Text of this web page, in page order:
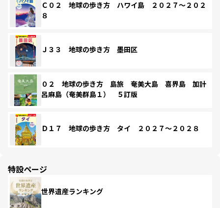
Ｃ０２ 地球の歩き方 ハワイ島 ２０２７～２０２
８
Ｊ３３ 地球の歩き方 墨田区
０２ 地球の歩き方 島旅 奄美大島 喜界島 加計
呂麻島（奄美群島１） ５訂版
Ｄ１７ 地球の歩き方 タイ ２０２７～２０２８
特設ページ
世界遺産ランキング